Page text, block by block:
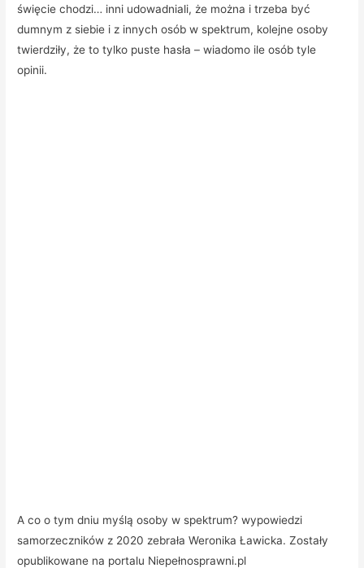
święcie chodzi… inni udowadniali, że można i trzeba być
dumnym z siebie i z innych osób w spektrum, kolejne osoby
twierdziły, że to tylko puste hasła – wiadomo ile osób tyle
opinii.
A co o tym dniu myślą osoby w spektrum? wypowiedzi
samorzeczników z 2020 zebrała Weronika Ławicka. Zostały
opublikowane na portalu Niepełnosprawni.pl